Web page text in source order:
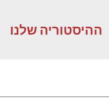
ההיסטוריה שלנו